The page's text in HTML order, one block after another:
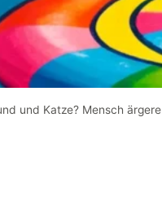
und Katze? Mensch